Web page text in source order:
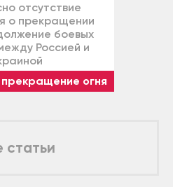
отсутствие
о прекращении
боевых
Россией и
прекращение огня
статьи